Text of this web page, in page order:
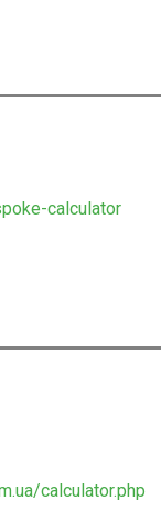
calculator
calculator.php